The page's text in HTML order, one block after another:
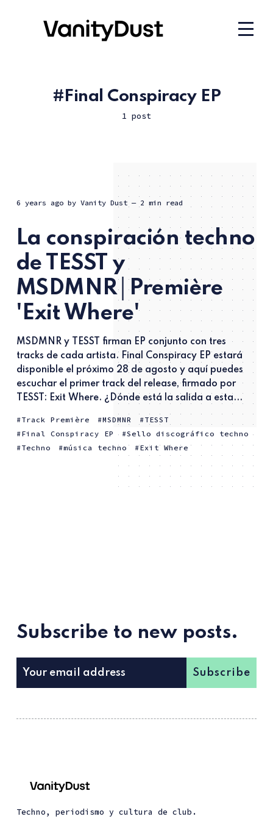
Final Conspiracy EP
1 post
6 years agoby Vanity Dust — 2 min read
La conspiración techno
de TESST y
MSDMNR│Première
'Exit Where'
MSDMNR y TESST firman EP conjunto con tres
tracks de cada artista. Final Conspiracy EP estará
disponible el próximo 28 de agosto y aquí puedes
escuchar el primer track del release, firmado por
TESST: Exit Where. ¿Dónde está la salida a esta...
Track Première MSDMNR
TESST
Final Conspiracy EP
Sello discográfico techno
Techno
música techno Exit Where
Subscribe to new posts.
Subscribe
Techno, periodismo y cultura de club.